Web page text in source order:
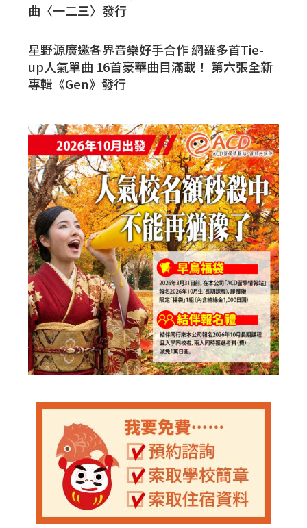
曲〈一二三〉發行
星野源廣邀各界音樂好手合作 網羅多首Tie-
up人氣單曲 16首豪華曲目滿載！ 第六張全新
專輯《Gen》發行